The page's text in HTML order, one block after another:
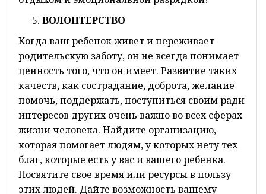
ВОЛОНТЕРСТВО
Когда ваш ребенок живет и переживает
родительскую заботу, он не всегда понимает
ценность того, что он имеет. Развитие таких
качеств, как сострадание, доброта, желание
помочь, поддержать, поступиться своим ради
интересов других очень важно во всех сферах
жизни человека. Найдите организацию,
которая помогает людям, у которых нету тех
благ, которые есть у вас и вашего ребенка.
Посвятите свое время или ресурсы в пользу
этих людей. Дайте возможность вашему